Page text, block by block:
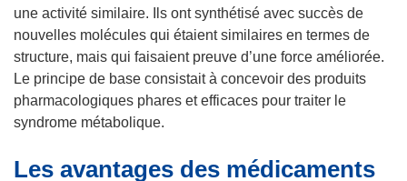
une activité similaire. Ils ont synthétisé avec succès de
nouvelles molécules qui étaient similaires en termes de
structure, mais qui faisaient preuve d’une force améliorée.
Le principe de base consistait à concevoir des produits
pharmacologiques phares et efficaces pour traiter le
syndrome métabolique.
Les avantages des médicaments